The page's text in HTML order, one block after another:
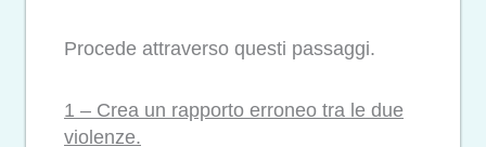
Procede attraverso questi passaggi.
1 – Crea un rapporto erroneo tra le due
violenze.